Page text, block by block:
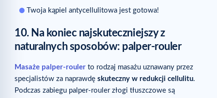
Twoja kąpiel antycellulitowa jest gotowa!
10. Na koniec najskuteczniejszy z
naturalnych sposobów: palper-rouler
Masaże palper-rouler to rodzaj masażu uznawany przez
specjalistów za naprawdę skuteczny w redukcji cellulitu.
Podczas zabiegu palper-rouler złogi tłuszczowe są